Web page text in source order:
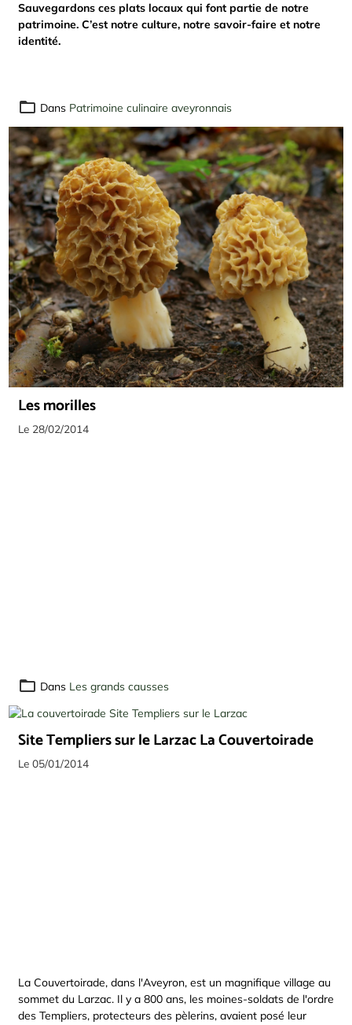
Sauvegardons ces plats locaux qui font partie de notre
patrimoine. C’est notre culture, notre savoir-faire et notre
identité.
Dans Patrimoine culinaire aveyronnais
Les morilles
Le 28/02/2014
Dans Les grands causses
Site Templiers sur le Larzac La Couvertoirade
Le 05/01/2014
La Couvertoirade, dans l'Aveyron, est un magnifique village au
sommet du Larzac. Il y a 800 ans, les moines-soldats de l'ordre
des Templiers, protecteurs des pèlerins, avaient posé leur